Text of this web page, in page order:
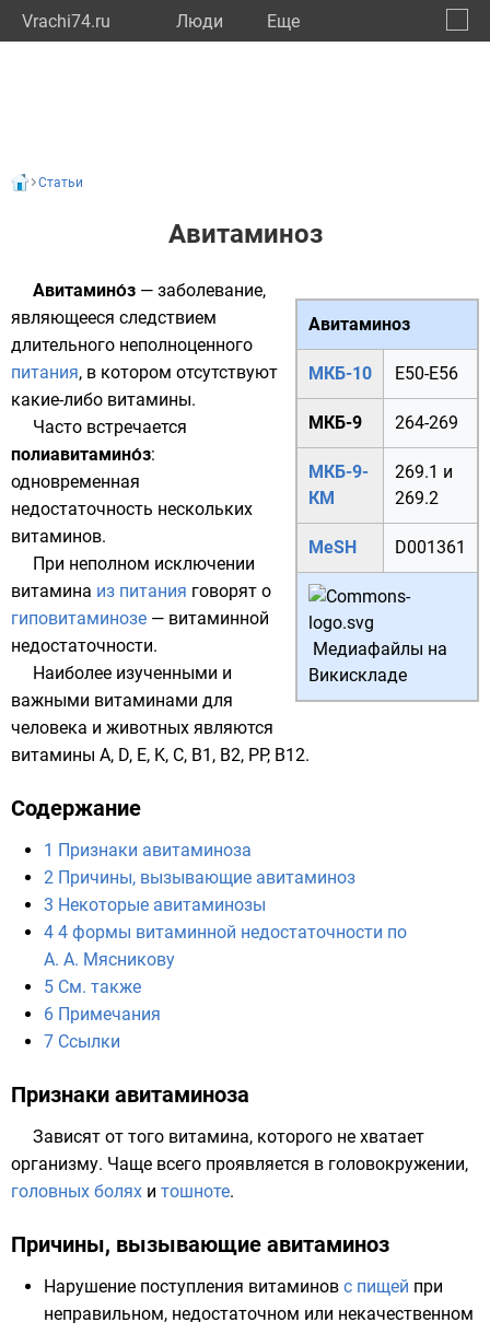
Vrachi74.ru Люди Eще
Статьи
Авитаминоз
Авитаминоз
МКБ-10 E50-E56
МКБ-9 264-269
МКБ-9-
КМ
269.1 и
269.2
MeSH D001361
Медиафайлы на
Викискладе
Авитамино́з — заболевание,
являющееся следствием
длительного неполноценного
питания, в котором отсутствуют
какие-либо витамины.
Часто встречается
полиавитамино́з:
одновременная
недостаточность нескольких
витаминов.
При неполном исключении
витамина из питания говорят о
гиповитаминозе — витаминной
недостаточности.
Наиболее изученными и
важными витаминами для
человека и животных являются
витамины А, D, E, K, C, B1, B2, PP, B12.
Содержание
1 Признаки авитаминоза
2 Причины, вызывающие авитаминоз
3 Некоторые авитаминозы
4 4 формы витаминной недостаточности по
А. А. Мясникову
5 См. также
6 Примечания
7 Ссылки
Признаки авитаминоза
Зависят от того витамина, которого не хватает
организму. Чаще всего проявляется в головокружении,
головных болях и тошноте.
Причины, вызывающие авитаминоз
Нарушение поступления витаминов с пищей при
неправильном, недостаточном или некачественном